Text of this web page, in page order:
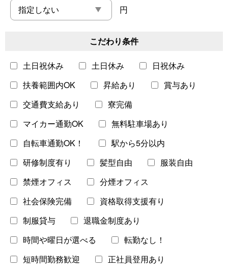
営業・販売
事務・受付
飲食・フードサービス
ビューティー・家事
清掃・美化
旅行・レジャー・イベント
保育士・教員・講師
介護・福祉
医師・看護師・薬剤師
警察・保安
ドライバー
農林漁業
クリエイター
北海道・東北
東日本
東北
北海道
西日本
円
こだわり条件
土日祝休み 土日休み
日祝休み
扶養範囲内OK
昇給あり
賞与あり
交通費支給あり
寮完備
マイカー通勤OK
無料駐車場あり
自転車通勤OK！
駅から5分以内
研修制度有り
髪型自由
服装自由
禁煙オフィス
分煙オフィス
社会保険完備
資格取得支援有り
制服貸与
退職金制度あり
時間や曜日が選べる
転勤なし！
短時間勤務歓迎
正社員登用あり